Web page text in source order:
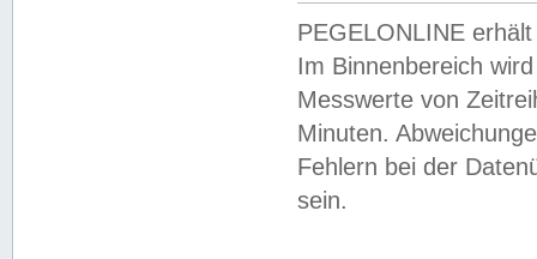
PEGELONLINE
Im Binnenbereich
Messwerte von
Minuten.
Fehlern bei der
sein.